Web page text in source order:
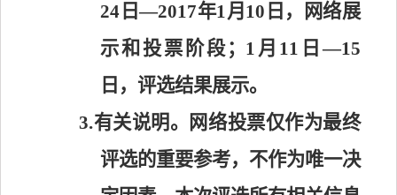
24 日—2017年1月 10 日，网络展
示和投票阶段； 1 月 11 日—15
日，评选结果展示。
3.有关说明。网络投票仅作为最终
评选的重要参考， 不作为唯一决